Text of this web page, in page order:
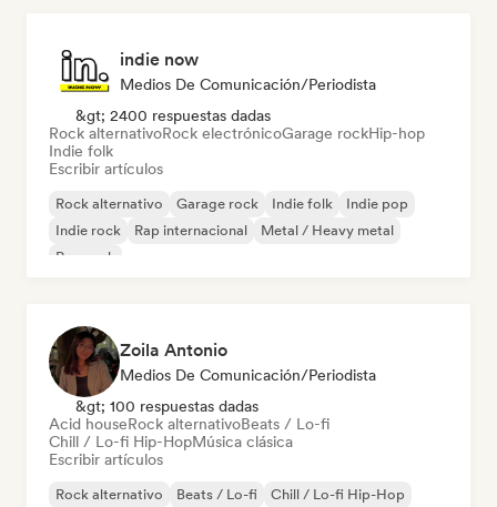
indie now
Medios De Comunicación/Periodista
&gt; 2400 respuestas dadas
Rock alternativoRock electrónicoGarage rockHip-hop
Indie folk
Escribir artículos
Rock alternativo Garage rock Indie folk
Indie pop
Indie rock
Rap internacional
Metal / Heavy metal
Pop rock
Zoila Antonio
Medios De Comunicación/Periodista
&gt; 100 respuestas dadas
Acid houseRock alternativoBeats / Lo-fi
Chill / Lo-fi Hip-HopMúsica clásica
Escribir artículos
Rock alternativo Beats / Lo-fi
Chill / Lo-fi Hip-Hop